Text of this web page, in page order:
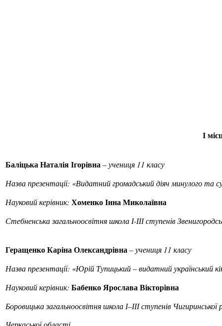
І
Баліцька Наталія Ігорівна– учениця 11 класу
Назва презентації: «Видатний громадський діяч минулого та
Науковий керівник: Хоменко Інна Миколаївна
Стебненська загальноосвітня школа І-ІІІ ступенів
Геращенко Каріна Олександрівна– учениця 11 класу
Назва презентації: «Юрій Тупицький – видатний український
Науковий керівник: Бабенко Ярослава Вікторівна
Боровицька загальноосвітня школа І–ІІІ ступенів Чигиринської